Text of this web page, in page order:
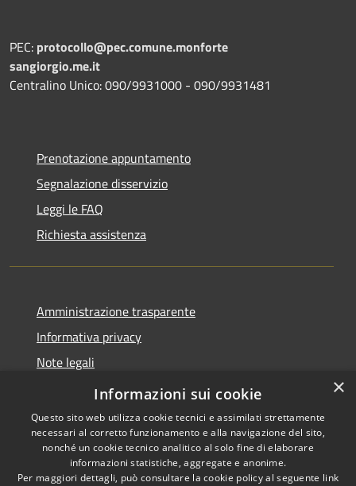
PEC: protocollo@pec.comune.monforte
sangiorgio.me.it
Centralino Unico: 090/9931000 - 090/9931481
Prenotazione appuntamento
Segnalazione disservizio
Leggi le FAQ
Richiesta assistenza
Amministrazione trasparente
Informativa privacy
Note legali
Dichiarazione di accessibilità
Copyright © 2026 • Comune di
×
Informazioni sui cookie
Questo sito web utilizza cookie tecnici e assimilati strettamente
necessari al corretto funzionamento e alla navigazione del sito,
nonché un cookie tecnico analitico al solo fine di elaborare
informazioni statistiche, aggregate e anonime.
Per maggiori dettagli, può consultare la cookie policy al seguente link